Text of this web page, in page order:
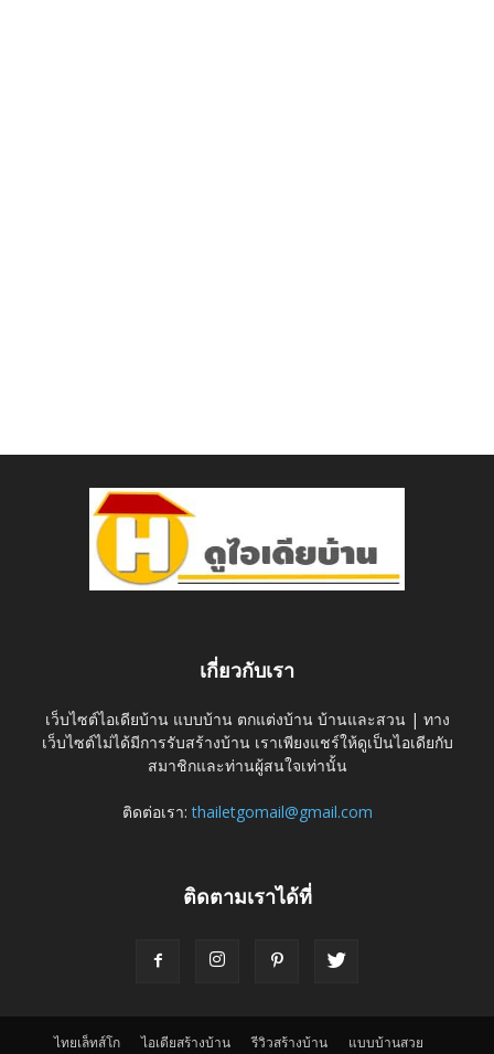
เกี่ยวกับเรา
เว็บไซต์ไอเดียบ้าน แบบบ้าน ตกแต่งบ้าน บ้านและสวน | ทาง
เว็บไซต์ไม่ได้มีการรับสร้างบ้าน เราเพียงแชร์ให้ดูเป็นไอเดียกับ
สมาชิกและท่านผู้สนใจเท่านั้น
ติดต่อเรา:thailetgomail@gmail.com
ติดตามเราได้ที่
ไทยเล็ทส์โก ไอเดียสร้างบ้าน รีวิวสร้างบ้าน
แบบบ้านสวย